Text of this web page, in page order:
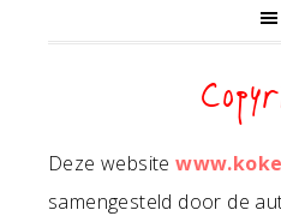
Deze website
samengesteld door de